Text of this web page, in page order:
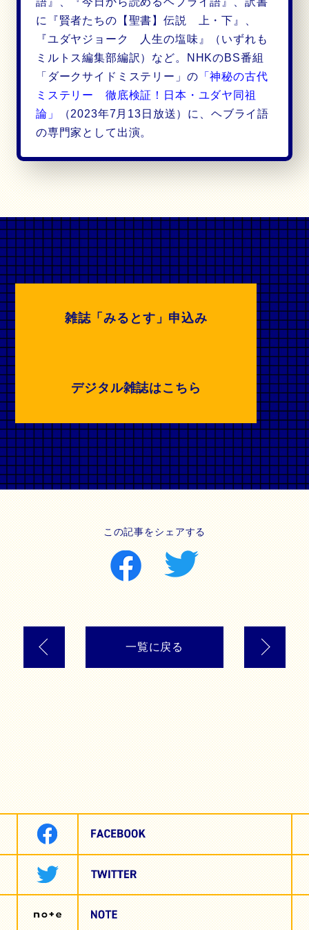
に『賢者たちの【聖書】伝説 上・下』、
『ユダヤジョーク 人生の塩味』（いずれも
ミルトス編集部編訳）など。NHKのBS番組
「ダークサイドミステリー」の 「神秘の古代
ミステリー 徹底検証！日本・ユダヤ同祖
論」
（2023年7月13日放送）に、ヘブライ語
の専門家として出演。
雑誌「みるとす」申込み
デジタル雑誌はこちら
この記事をシェアする
一覧に戻る